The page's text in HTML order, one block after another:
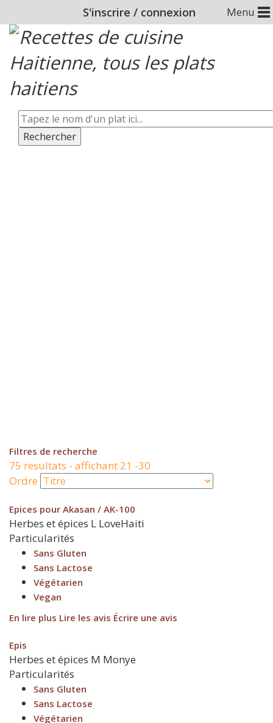
Menu
S'inscrire / connexion
Rechercher
Filtres de recherche
75 resultats - affichant 21 -30
Ordre
Epices pour Akasan / AK-100
Herbes et épices L LoveHaiti
Particularités
Sans Gluten
Sans Lactose
Végétarien
Vegan
En lire plus Lire les avis Écrire une avis
Epis
Herbes et épices M Monye
Particularités
Sans Gluten
Sans Lactose
Végétarien